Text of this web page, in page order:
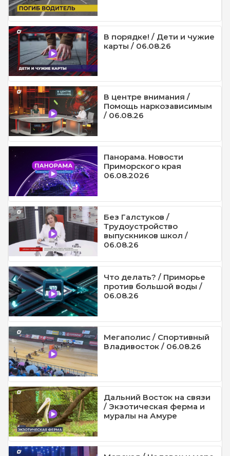
В порядке! / Дети и чужие
карты / 06.08.26
В центре внимания /
Помощь наркозависимым
/ 06.08.26
Панорама. Новости
Приморского края
06.08.2026
Без Галстуков /
Трудоустройство
выпускников школ /
06.08.26
Что делать? / Приморье
против большой воды /
06.08.26
Мегаполис / Спортивный
Владивосток / 06.08.26
Дальний Восток на связи
/ Экзотическая ферма и
муралы на Амуре